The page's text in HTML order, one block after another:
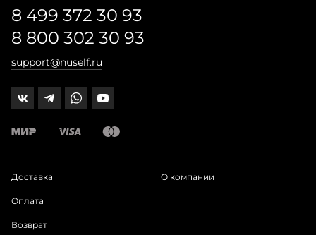
8 499 372 30 93
8 800 302 30 93
support@nuself.ru
Доставка
Оплата
Возврат
О компании